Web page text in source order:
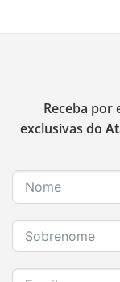
Receba por
exclusivas do